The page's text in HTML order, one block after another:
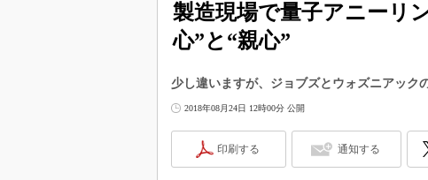
製造現場で量子アニーリ
心”と“親心”
少し違いますが、ジョブズとウォズニアック
2018年08月24日 12時00分 公開
印刷する 通知する